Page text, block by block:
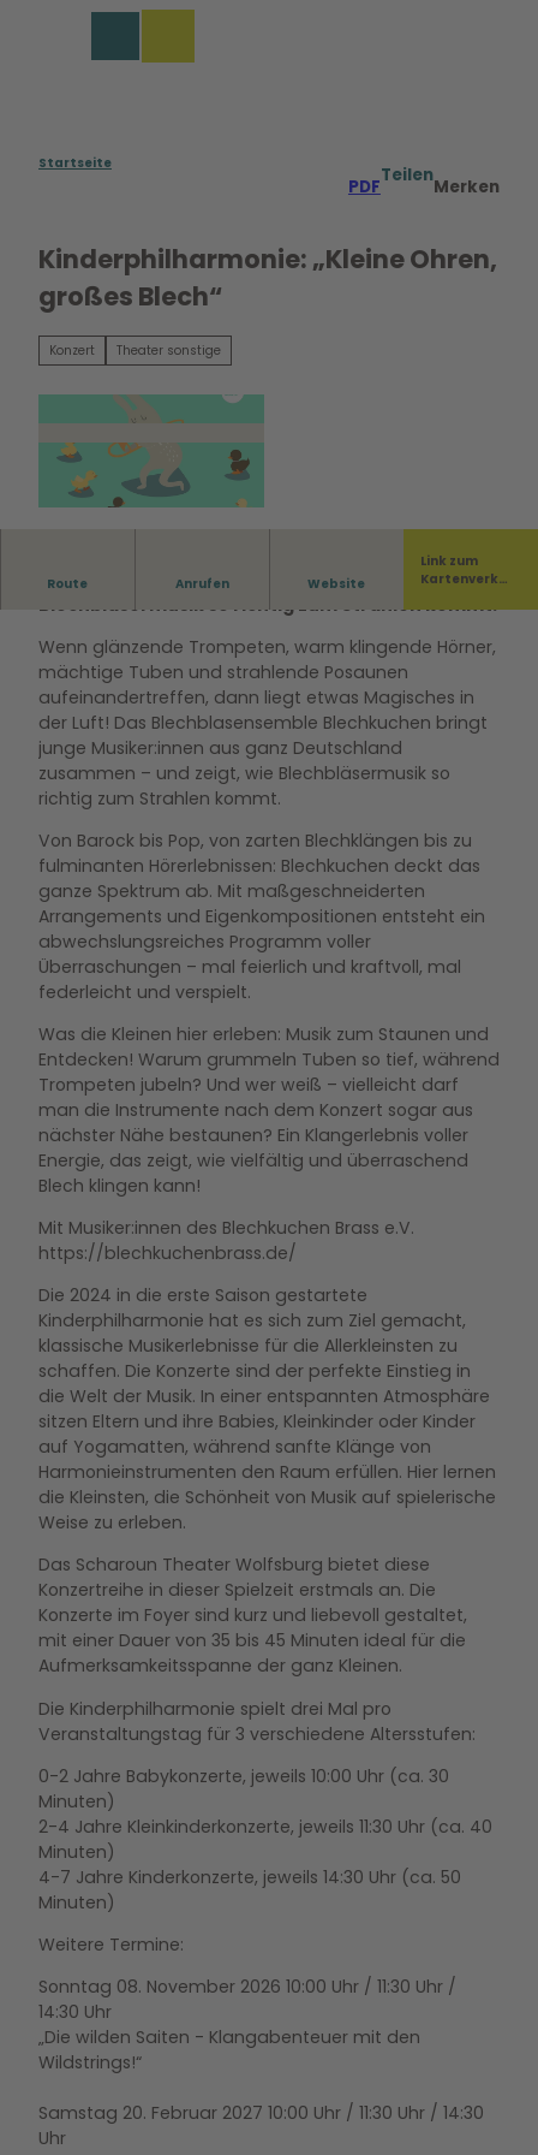
Startseite
PDF
Teilen
Merken
Kinderphilharmonie: „Kleine Ohren,
großes Blech“
Konzert Theater sonstige
Route Anrufen Website
Link zum
Kartenverka
Das Blechblasensemble Blechkuchen zeigt, wie
Blechbläsermusik so richtig zum Strahlen kommt.
Wenn glänzende Trompeten, warm klingende Hörner,
mächtige Tuben und strahlende Posaunen
aufeinandertreffen, dann liegt etwas Magisches in
der Luft! Das Blechblasensemble Blechkuchen bringt
junge Musiker:innen aus ganz Deutschland
zusammen – und zeigt, wie Blechbläsermusik so
richtig zum Strahlen kommt.
Von Barock bis Pop, von zarten Blechklängen bis zu
fulminanten Hörerlebnissen: Blechkuchen deckt das
ganze Spektrum ab. Mit maßgeschneiderten
Arrangements und Eigenkompositionen entsteht ein
abwechslungsreiches Programm voller
Überraschungen – mal feierlich und kraftvoll, mal
federleicht und verspielt.
Was die Kleinen hier erleben: Musik zum Staunen und
Entdecken! Warum grummeln Tuben so tief, während
Trompeten jubeln? Und wer weiß – vielleicht darf
man die Instrumente nach dem Konzert sogar aus
nächster Nähe bestaunen? Ein Klangerlebnis voller
Energie, das zeigt, wie vielfältig und überraschend
Blech klingen kann!
Mit Musiker:innen des Blechkuchen Brass e.V.
https://blechkuchenbrass.de/
Die 2024 in die erste Saison gestartete
Kinderphilharmonie hat es sich zum Ziel gemacht,
klassische Musikerlebnisse für die Allerkleinsten zu
schaffen. Die Konzerte sind der perfekte Einstieg in
die Welt der Musik. In einer entspannten Atmosphäre
sitzen Eltern und ihre Babies, Kleinkinder oder Kinder
auf Yogamatten, während sanfte Klänge von
Harmonieinstrumenten den Raum erfüllen. Hier lernen
die Kleinsten, die Schönheit von Musik auf spielerische
Weise zu erleben.
Das Scharoun Theater Wolfsburg bietet diese
Konzertreihe in dieser Spielzeit erstmals an. Die
Konzerte im Foyer sind kurz und liebevoll gestaltet,
mit einer Dauer von 35 bis 45 Minuten ideal für die
Aufmerksamkeitsspanne der ganz Kleinen.
Die Kinderphilharmonie spielt drei Mal pro
Veranstaltungstag für 3 verschiedene Altersstufen:
0-2 Jahre Babykonzerte, jeweils 10:00 Uhr (ca. 30
Minuten)
2-4 Jahre Kleinkinderkonzerte, jeweils 11:30 Uhr (ca. 40
Minuten)
4-7 Jahre Kinderkonzerte, jeweils 14:30 Uhr (ca. 50
Minuten)
Weitere Termine:
Sonntag 08. November 2026 10:00 Uhr / 11:30 Uhr /
14:30 Uhr
„Die wilden Saiten - Klangabenteuer mit den
Wildstrings!“
Samstag 20. Februar 2027 10:00 Uhr / 11:30 Uhr / 14:30
Uhr